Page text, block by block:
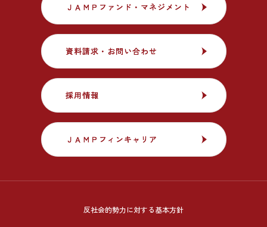
ＪＡＭＰファンド・マネジメント
ＪＡＭＰファンド・マネジメント
資料請求・お問い合わせ
資料請求・お問い合わせ
採用情報
採用情報
ＪＡＭＰフィンキャリア
ＪＡＭＰフィンキャリア
反社会的勢力に対する基本方針